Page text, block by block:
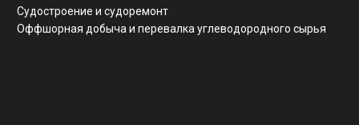
Вернуться наверх ↑